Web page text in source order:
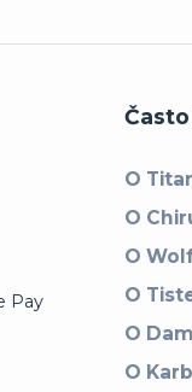
O
O
O
O
O
O